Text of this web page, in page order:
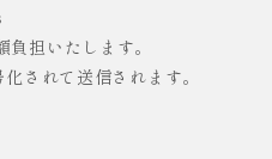
担いたします。
されて送信されます。